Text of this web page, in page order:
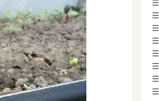
☰
☰
☰
☰
☰
☰
☰
☰